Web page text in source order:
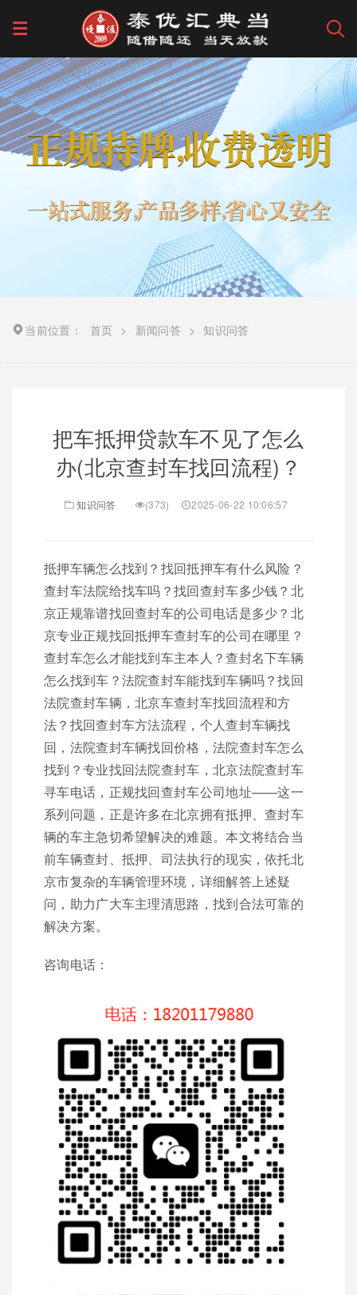
当前位置： 首页 > 新闻问答 > 知识问答
把车抵押贷款车不见了怎么
办(北京查封车找回流程)？
知识问答 (373) 2025-06-22 10:06:57
抵押车辆怎么找到？找回抵押车有什么风险？
查封车法院给找车吗？找回查封车多少钱？北
京正规靠谱找回查封车的公司电话是多少？北
京专业正规找回抵押车查封车的公司在哪里？
查封车怎么才能找到车主本人？查封名下车辆
怎么找到车？法院查封车能找到车辆吗？找回
法院查封车辆，北京车查封车找回流程和方
法？找回查封车方法流程，个人查封车辆找
回，法院查封车辆找回价格，法院查封车怎么
找到？专业找回法院查封车，北京法院查封车
寻车电话，正规找回查封车公司地址——这一
系列问题，正是许多在北京拥有抵押、查封车
辆的车主急切希望解决的难题。本文将结合当
前车辆查封、抵押、司法执行的现实，依托北
京市复杂的车辆管理环境，详细解答上述疑
问，助力广大车主理清思路，找到合法可靠的
解决方案。
咨询电话：